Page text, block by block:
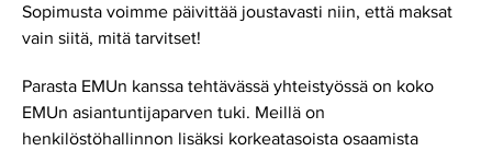
Sopimusta voimme päivittää joustavasti niin, että maksat
vain siitä, mitä tarvitset!
Parasta EMUn kanssa tehtävässä yhteistyössä on koko
EMUn asiantuntijaparven tuki. Meillä on
henkilöstöhallinnon lisäksi korkeatasoista osaamista